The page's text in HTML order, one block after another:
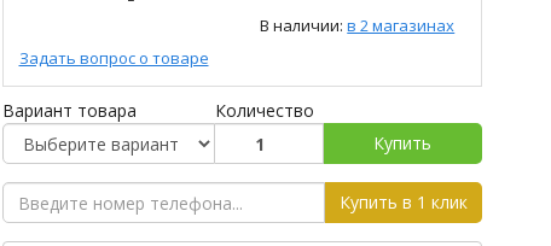
Задать вопрос о товаре
В наличии:в 2 магазинах
Вариант товара
Количество
Купить
Купить в 1 клик